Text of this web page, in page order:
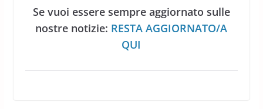
Se vuoi essere sempre aggiornato sulle
nostre notizie: RESTA AGGIORNATO/A
QUI